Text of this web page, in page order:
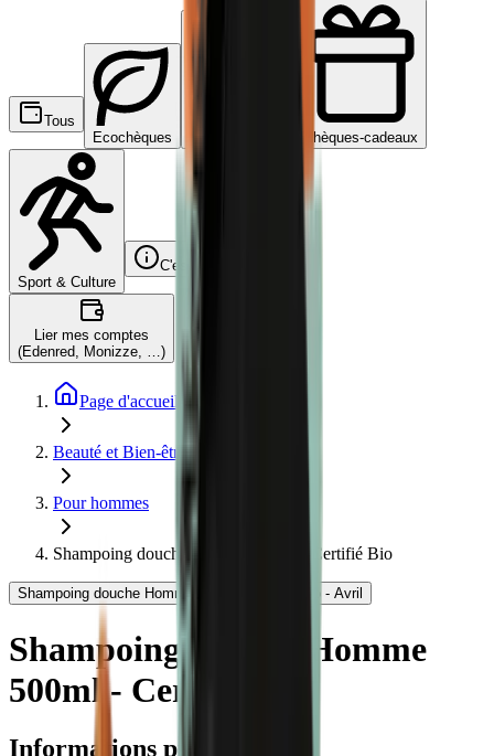
Tous
Ecochèques
Chèques-cadeaux
Sport & Culture
C'est quoi ?
Lier mes comptes
(Edenred, Monizze, …)
Page d'accueil
Beauté et Bien-être
Pour hommes
Shampoing douche Homme 500ml - Certifié Bio
Shampoing douche Homme 500ml - Certifié Bio - Avril
Shampoing douche Homme
500ml - Certifié Bio
Informations produit